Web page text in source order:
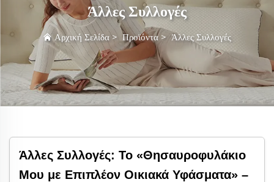
Άλλες Συλλογές
Αρχική Σελίδα> Προϊόντα>Άλλες Συλλογές
Άλλες Συλλογές: Το «Θησαυροφυλάκιο
Μου με Επιπλέον Οικιακά Υφάσματα» –